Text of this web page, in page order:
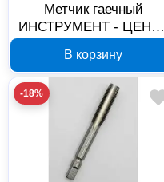
Метчик гаечный
ИНСТРУМЕНТ - ЦЕНТР
В корзину
-18%